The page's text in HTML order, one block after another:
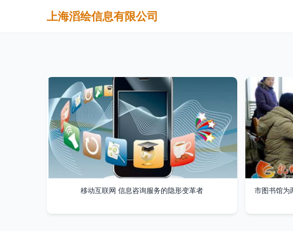
上海滔绘信息有限公司
移动互联网 信息咨询服务的隐形变革者
市图书馆为